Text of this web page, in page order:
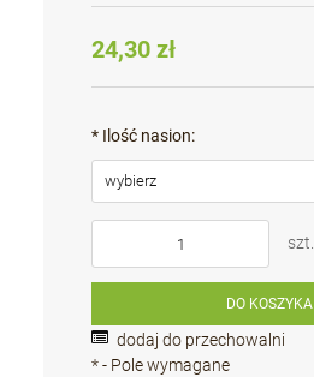
24,30 zł
* Ilość nasion:
szt.
DO KOSZYKA
dodaj do przechowalni
*- Pole wymagane